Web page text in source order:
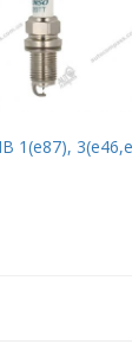
1(е87),